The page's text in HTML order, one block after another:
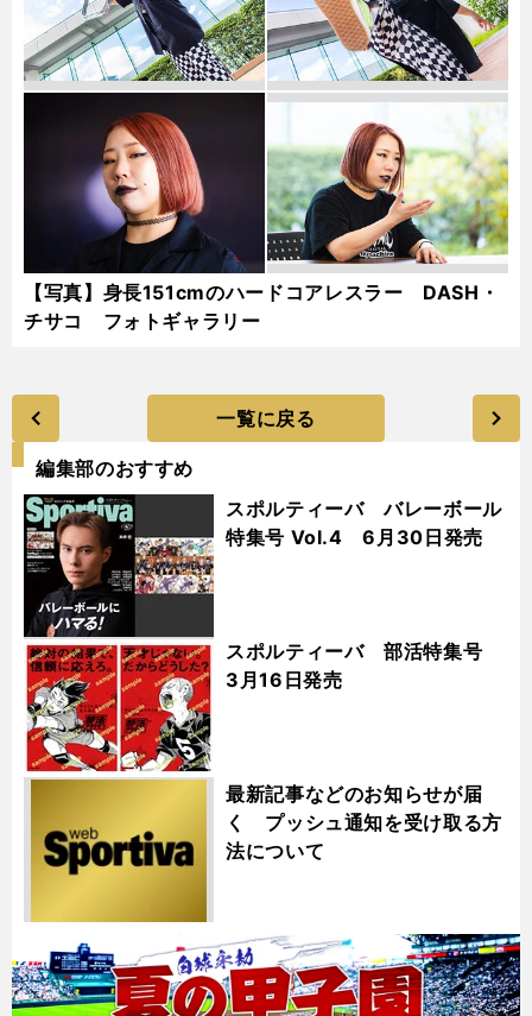
【写真】身長151cmのハードコアレスラー DASH・
チサコ フォトギャラリー
一覧に戻る
編集部のおすすめ
スポルティーバ バレーボール
特集号 Vol.4 6月30日発売
スポルティーバ 部活特集号
3月16日発売
最新記事などのお知らせが届
く プッシュ通知を受け取る方
法について